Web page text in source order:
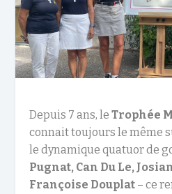
Depuis 7 ans, le Trophée
connait toujours le même
le dynamique quatuor de
Pugnat, Can Du Le,
Françoise Douplat – ce